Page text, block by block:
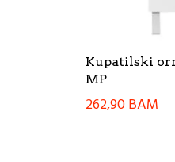
Kupatilski
MP
262,90BAM